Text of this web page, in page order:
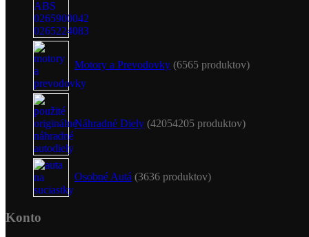
Motory a Prevodovky 6565 produktov
Náhradné Diely 42054205 produktov
Osobné Autá 3636 produktov
Konto